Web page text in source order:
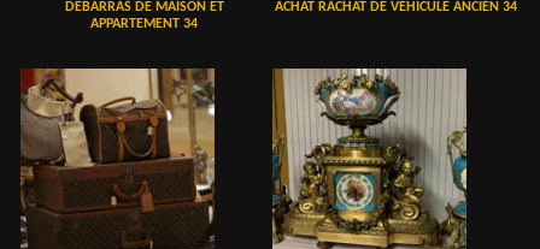
DEBARRAS DE MAISON ET
APPARTEMENT 34
ACHAT RACHAT DE VEHICULE ANCIEN 34